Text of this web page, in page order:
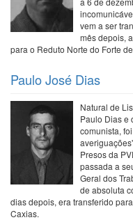
vem a ser
mês depois,
para o Reduto Norte do Forte
Paulo José Dias
Natural de
Paulo Dias e
comunista,
Presos da
passada a
Geral dos
de absoluta
dias depois, era transferido
Caxias.